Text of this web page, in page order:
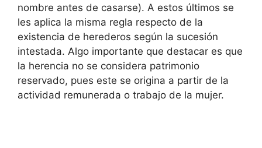
nombre antes de casarse). A estos últimos se
les aplica la misma regla respecto de la
existencia de herederos según la sucesión
intestada. Algo importante que destacar es que
la herencia no se considera patrimonio
reservado, pues este se origina a partir de la
actividad remunerada o trabajo de la mujer.